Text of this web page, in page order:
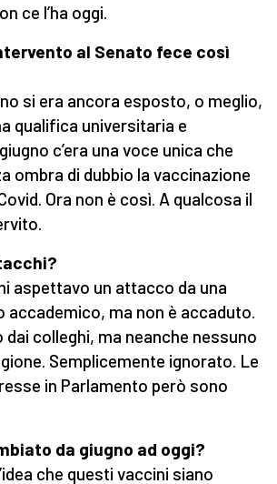
ce l’ha oggi.
al Senato fece così
si era ancora esposto, o meglio,
qualifica universitaria e
c’era una voce unica che
ombra di dubbio la vaccinazione
Ora non è così. A qualcosa il
aspettavo un attacco da una
accademico, ma non è accaduto.
colleghi, ma neanche nessuno
Semplicemente ignorato. Le
in Parlamento però sono
da giugno ad oggi?
che questi vaccini siano